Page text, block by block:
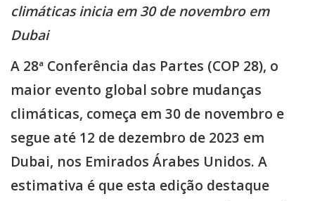
climáticas inicia em 30 de novembro em
Dubai
A 28ª Conferência das Partes (COP 28), o
maior evento global sobre mudanças
climáticas, começa em 30 de novembro e
segue até 12 de dezembro de 2023 em
Dubai, nos Emirados Árabes Unidos. A
estimativa é que esta edição destaque